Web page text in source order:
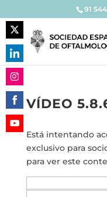
91
VÍDEO
Está intentando
exclusivo para
para ver este
Share
on
Twitter
Share
on
LinkedIn
Share
on
Instagram
Share
on
Share
YouTube